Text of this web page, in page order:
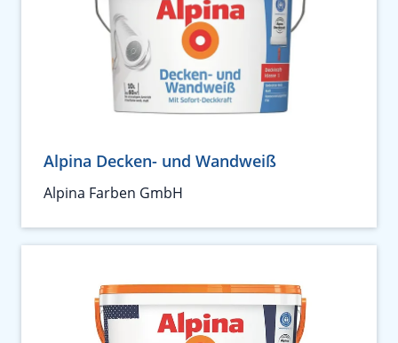
Alpina Decken- und Wandweiß
Alpina Farben GmbH